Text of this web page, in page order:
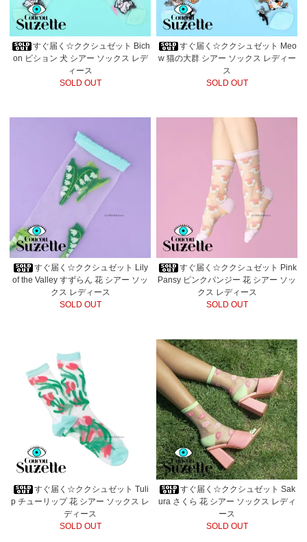
すぐ届く☆ククシュゼット Bich
on ビション 犬 シアー ソックス レデ
ィース
SOLD OUT
すぐ届く☆ククシュゼット Meo
w 猫の大群 シアー ソックス レディー
ス
SOLD OUT
すぐ届く☆ククシュゼット Lily
of the Valley すずらん 花 シアー ソッ
クス レディース
SOLD OUT
すぐ届く☆ククシュゼット Pink
Pansy ピンクパンジー 花 シアー ソッ
クス レディース
SOLD OUT
すぐ届く☆ククシュゼット Tuli
p チューリップ 花 シアー ソックス レ
ディース
SOLD OUT
すぐ届く☆ククシュゼット Sak
ura さくら 花 シアー ソックス レディ
ース
SOLD OUT